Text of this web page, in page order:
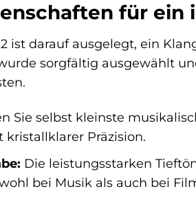
für ein
ist darauf ausgelegt, ein
sorgfältig ausgewählt
Sie selbst kleinste
Präzision.
Die leistungsstarken
bei Musik als auch bei